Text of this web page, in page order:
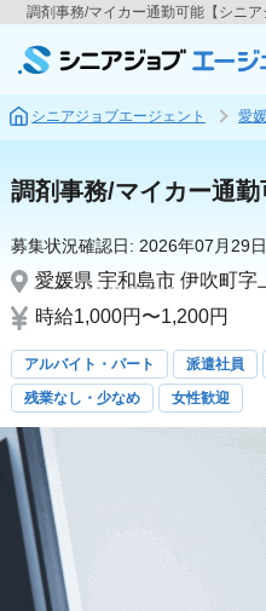
調剤事務/マイカー通勤可能【シニア
シニアジョブエージェント 愛
調剤事務/マイカー通勤
募集状況確認日: 2026年07月29日
愛媛県 宇和島市 伊吹町字
時給1,000円〜1,200円
アルバイト・パート 派遣社員
残業なし・少なめ
女性歓迎